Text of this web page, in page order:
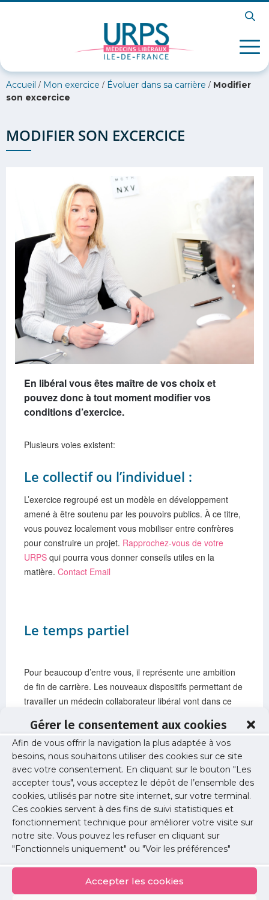
Gérer le consentement aux cookies
Afin de vous offrir la navigation la plus adaptée à vos
besoins, nous souhaitons utiliser des cookies sur ce site
avec votre consentement. En cliquant sur le bouton "Les
accepter tous", vous acceptez le dépôt de l’ensemble des
cookies, utilisés par notre site internet, sur votre terminal.
Ces cookies servent à des fins de suivi statistiques et
fonctionnement technique pour améliorer votre visite sur
notre site. Vous pouvez les refuser en cliquant sur
"Fonctionnels uniquement" ou "Voir les préférences"
Accepter les cookies
Accueil / Mon exercice / Évoluer dans sa carrière / Modifier
son excercice
MODIFIER SON EXCERCICE
En libéral vous êtes maître de vos choix et
pouvez donc à tout moment modifier vos
conditions d’exercice.
Plusieurs voies existent:
Le collectif ou l’individuel :
L’exercice regroupé est un modèle en développement
amené à être soutenu par les pouvoirs publics. À ce titre,
vous pouvez localement vous mobiliser entre confrères
pour construire un projet. Rapprochez-vous de votre
URPS qui pourra vous donner conseils utiles en la
matière. Contact Email
Le temps partiel
Pour beaucoup d’entre vous, il représente une ambition
de fin de carrière. Les nouveaux dispositifs permettant de
travailler un médecin collaborateur libéral vont dans ce
maintenant une continuité de soins pour sa patientèle.
Trouvez un collaborateur libéral avec notre
plateforme d’annonces
Exercer sur plusieurs sites
La notion de site d’exercice a remplacé celle de cabinet